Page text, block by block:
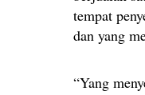
tempat
dan yang
“Yang